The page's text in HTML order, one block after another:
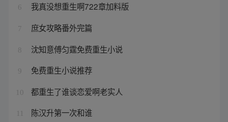
6 我真没想重生啊722章加料版
7 庶女攻略番外完篇
8 沈知意傅匀霆免费重生小说
9 免费重生小说推荐
10 都重生了谁谈恋爱啊老实人
陈汉升第一次和谁